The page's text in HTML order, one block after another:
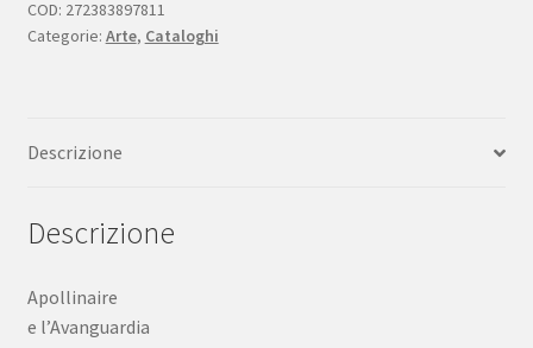
Roma
GNAM
COD: 272383897811
Categorie: Arte, Cataloghi
Descrizione
Descrizione
Apollinaire
e l’Avanguardia